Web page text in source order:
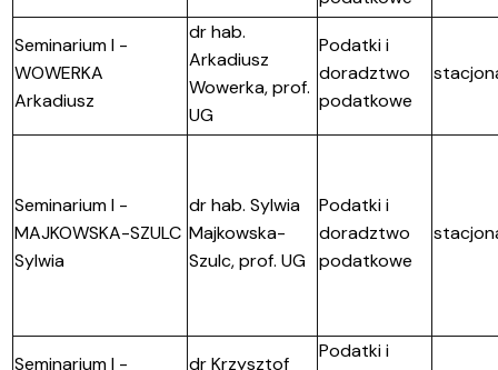
Seminarium I -
WOWERKA
Arkadiusz
dr hab.
Arkadiusz
Wowerka, prof.
UG
Podatki i
doradztwo
podatkowe
Seminarium I -
MAJKOWSKA-SZULC
Sylwia
dr hab. Sylwia
Majkowska-
Szulc, prof. UG
Podatki i
doradztwo
podatkowe
Seminarium I - dr Krzysztof
Podatki i